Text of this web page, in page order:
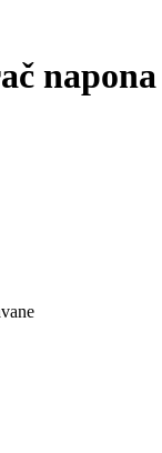
napona